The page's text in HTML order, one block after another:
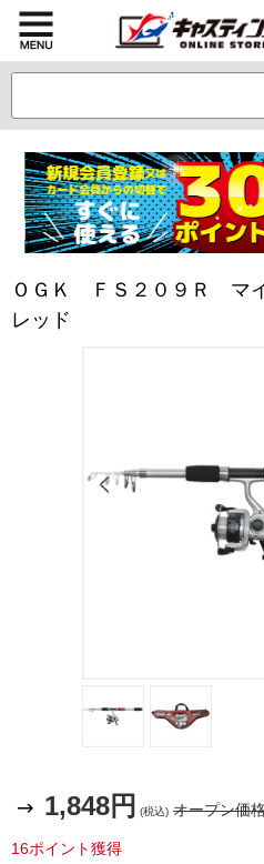
ＯＧＫ ＦＳ２０９Ｒ マ
レッド
1,848円 (税込) オープン価
16ポイント獲得